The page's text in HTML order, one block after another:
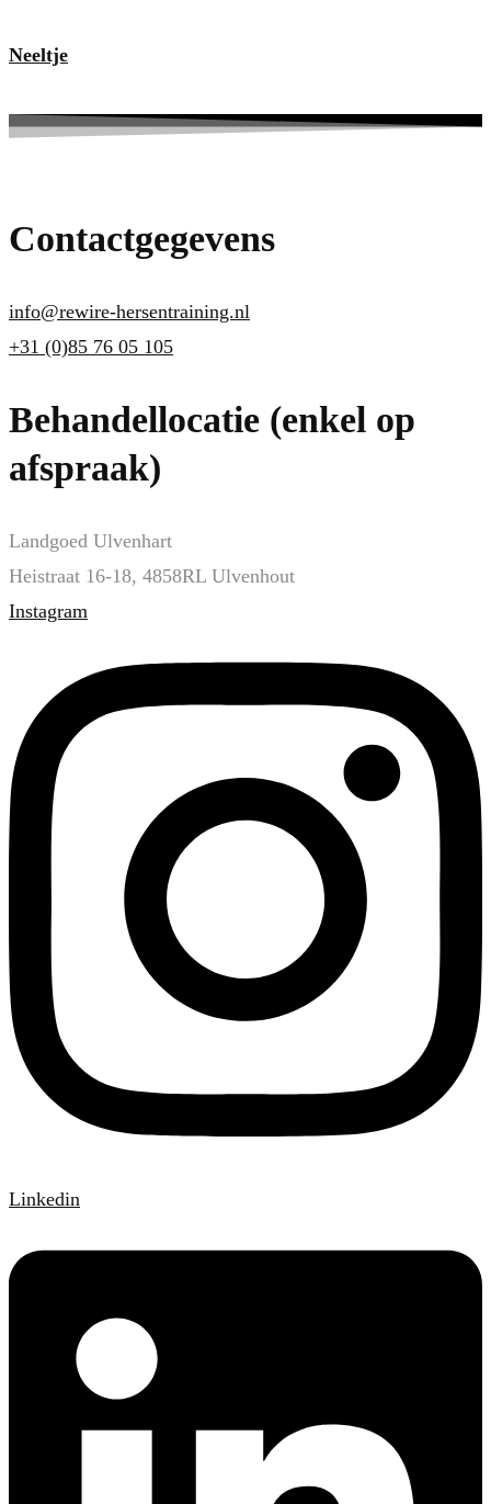
Neeltje
Contactgegevens
info@rewire-hersentraining.nl
+31 (0)85 76 05 105
Behandellocatie (enkel op
afspraak)
Landgoed Ulvenhart
Heistraat 16-18, 4858RL Ulvenhout
Instagram
Linkedin